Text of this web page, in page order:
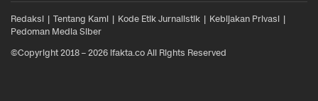
Redaksi Tentang Kami Kode Etik Jurnalistik
Kebijakan Privasi
Pedoman Media Siber
©Copyright 2018 – 2026 ifakta.co All Rights Reserved